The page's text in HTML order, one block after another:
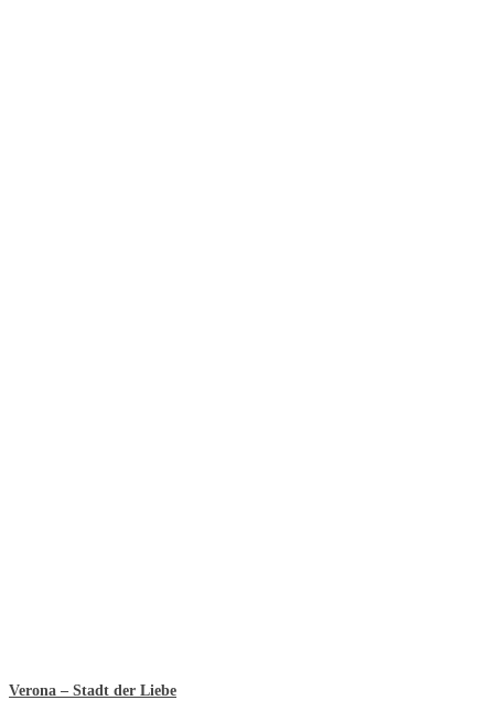
Verona – Stadt der Liebe